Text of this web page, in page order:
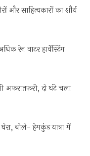
और साहित्यकारों का शौर्य
रेन वाटर हार्वेस्टिंग
दो घंटे चला
बोले- हेमकुंड यात्रा में